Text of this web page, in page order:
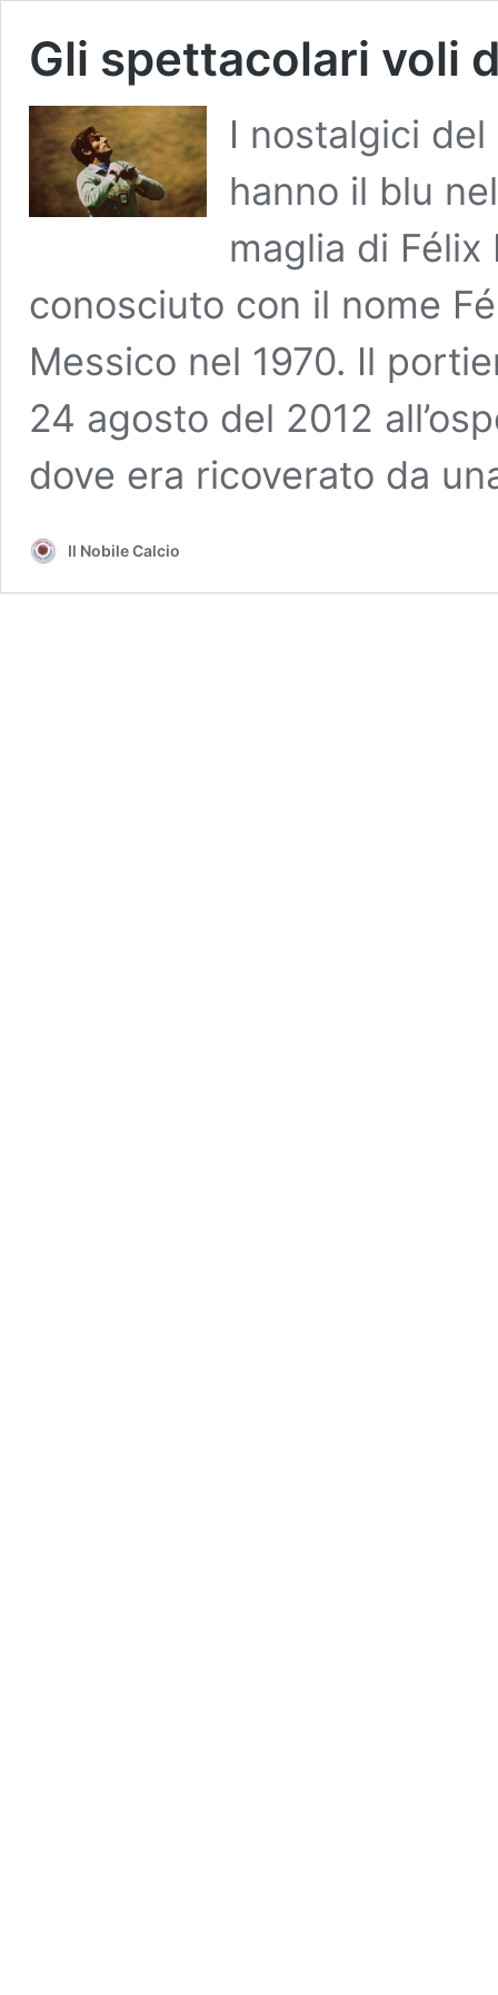
Gli spettacolari voli
I nostalgici
hanno il blu
maglia di
conosciuto con il nome
Messico nel 1970. Il
24 agosto del 2012
dove era ricoverato da
Il Nobile Calcio